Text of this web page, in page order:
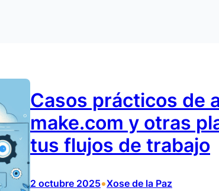
Casos prácticos de
make.com y otras
tus flujos de trabajo
2 octubre 2025•Xose de la Paz